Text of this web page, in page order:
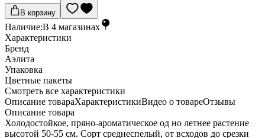
В корзину
Наличие:В 4 магазинах
Характеристики
Бренд
Аэлита
Упаковка
Цветные пакеты
Cмотреть все характеристики
Описание товараХарактеристикиВидео о товареОтзывы
Описание товара
Холодостойкое, пряно-ароматическое од но летнее растение
высотой 50-55 см. Сорт среднеспелый, от всходов до срезки